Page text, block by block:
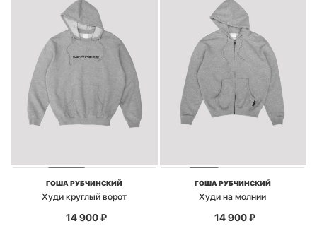
ГОША РУБЧИНСКИЙ
Худи круглый ворот
14 900₽
ГОША РУБЧИНСКИЙ
Худи на молнии
14 900₽